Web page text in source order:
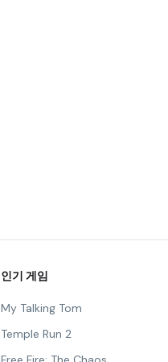
인기 게임
My Talking Tom
Temple Run 2